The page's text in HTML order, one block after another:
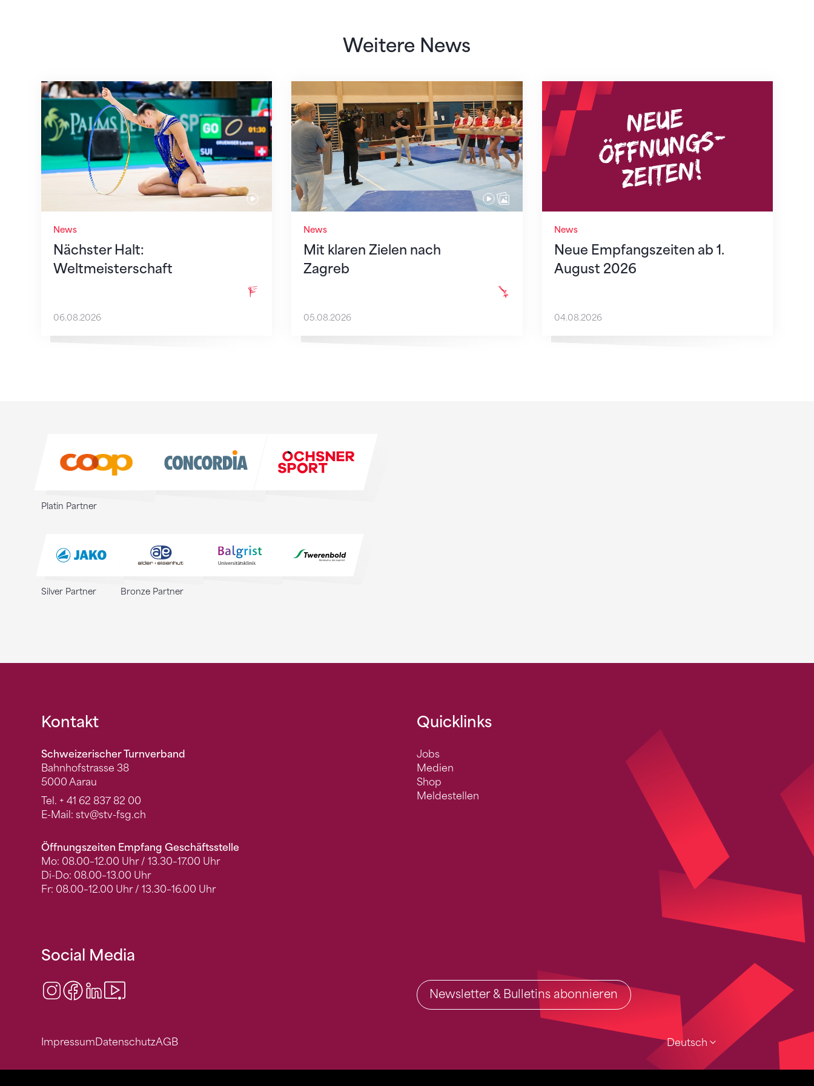
Weitere News
News
Nächster Halt:
Weltmeisterschaft
Nächster Halt: Weltmeisterschaft
06.08.2026
News
Mit klaren Zielen nach
Zagreb
Mit klaren Zielen nach Zagreb
05.08.2026
News
Neue Empfangszeiten ab 1.
August 2026
Neue Empfangszeiten ab 1. August 2026
04.08.2026
Platin Partner
Silver Partner Bronze Partner
Fusszeile
Kontakt
Schweizerischer Turnverband
Bahnhofstrasse 38
5000 Aarau
Tel. + 41 62 837 82 00
E-Mail: stv@stv-fsg.ch
Öffnungszeiten Empfang Geschäftsstelle
Mo: 08.00–12.00 Uhr / 13.30–17.00 Uhr
Di-Do: 08.00–13.00 Uhr
Fr: 08.00–12.00 Uhr / 13.30–16.00 Uhr
Quicklinks
Jobs
Medien
Shop
Meldestellen
Deutsch
Social Media
Instagram
Facebook
LinkedIn Newsletter & Bulletins abonnieren
ImpressumDatenschutzAGB